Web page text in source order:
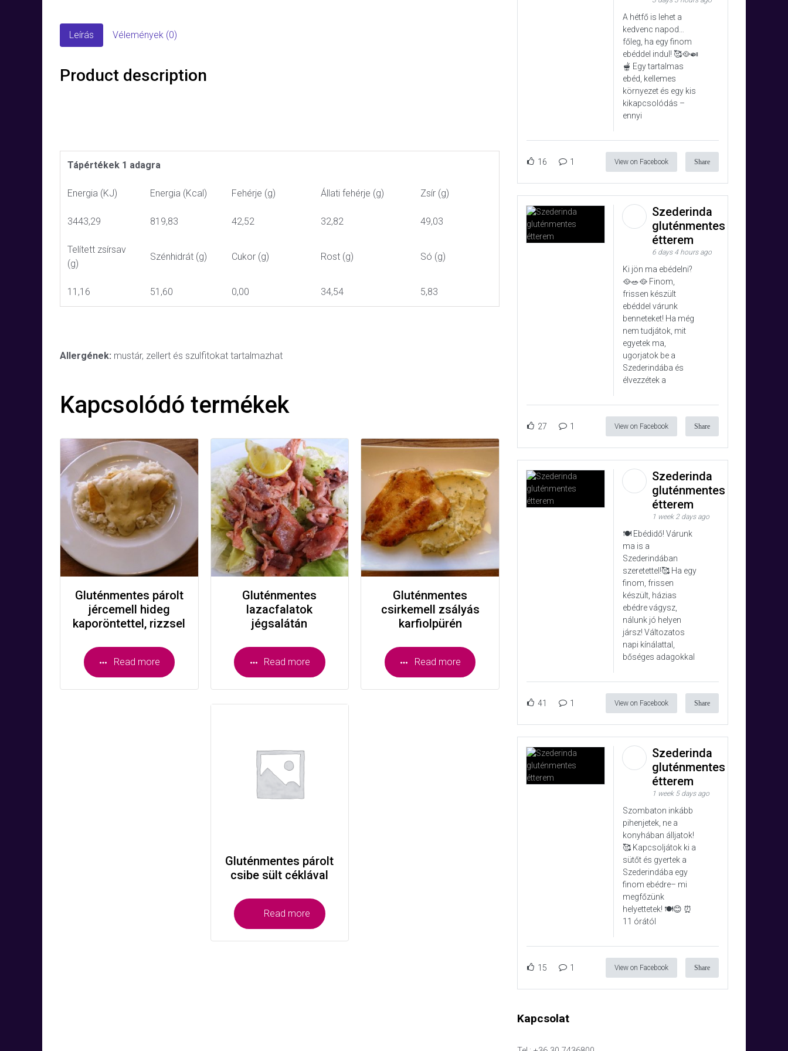
Leírás Vélemények (0)
Product description
Tápértékek 1 adagra
Energia (KJ) Energia (Kcal) Fehérje (g) Állati fehérje (g) Zsír (g)
3443,29 819,83 42,52 32,82 49,03
Telített zsírsav
(g)
Szénhidrát (g) Cukor (g) Rost (g) Só (g)
11,16 51,60 0,00 34,54 5,83
Allergének: mustár, zellert és szulfitokat tartalmazhat
Kapcsolódó termékek
Gluténmentes párolt
jércemell hideg
kaporöntettel, rizzsel
Read more
Gluténmentes
lazacfalatok
jégsalátán
Read more
Gluténmentes párolt
csibe sült céklával
Read more
Gluténmentes
csirkemell zsályás
karfiolpürén
Read more
A hétfő is lehet a
kedvenc napod…
főleg, ha egy finom
ebéddel indul! 🥰🥘🍛
🫕 Egy tartalmas
ebéd, kellemes
környezet és egy kis
kikapcsolódás –
ennyi
16 1 View on Facebook Share
Szederinda
gluténmentes
étterem
6 days 4 hours ago
Ki jön ma ebédelni?
🥘🥗🥘 Finom,
frissen készült
ebéddel várunk
benneteket! Ha még
nem tudjátok, mit
egyetek ma,
ugorjatok be a
Szederindába és
élvezzétek a
27 1 View on Facebook Share
Szederinda
gluténmentes
étterem
1 week 2 days ago
🍽️ Ebédidő! Várunk
ma is a
Szederindában
szeretettel!🥰 Ha egy
finom, frissen
készült, házias
ebédre vágysz,
nálunk jó helyen
jársz! Változatos
napi kínálattal,
bőséges adagokkal
41 1 View on Facebook Share
Szederinda
gluténmentes
étterem
1 week 5 days ago
Szombaton inkább
pihenjetek, ne a
konyhában álljatok!
🥰 Kapcsoljátok ki a
sütőt és gyertek a
Szederindába egy
finom ebédre– mi
megfőzünk
helyettetek! 🍽️😊 ⏰
11 órától
15 1 View on Facebook Share
Kapcsolat